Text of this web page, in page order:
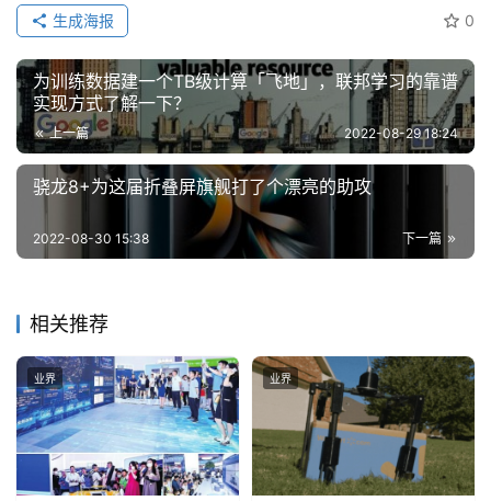
0
生成海报
为训练数据建一个TB级计算「飞地」，联邦学习的靠谱
实现方式了解一下？
上一篇 2022-08-29 18:24
骁龙8+为这届折叠屏旗舰打了个漂亮的助攻
下一篇
2022-08-30 15:38
相关推荐
业界 业界